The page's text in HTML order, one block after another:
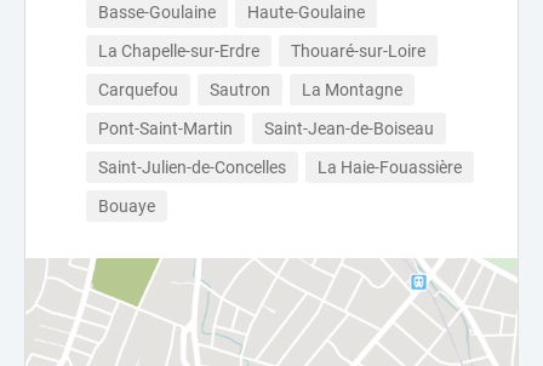
Basse-Goulaine
Haute-Goulaine
La Chapelle-sur-Erdre
Thouaré-sur-Loire
Carquefou
Sautron
La Montagne
Pont-Saint-Martin
Saint-Jean-de-Boiseau
Saint-Julien-de-Concelles
La Haie-Fouassière
Bouaye